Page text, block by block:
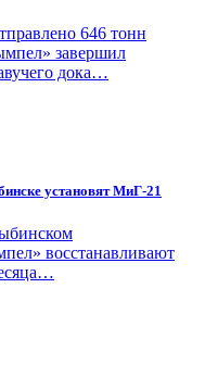
646 тонн
завершил
дока…
установят МиГ-21
восстанавливают